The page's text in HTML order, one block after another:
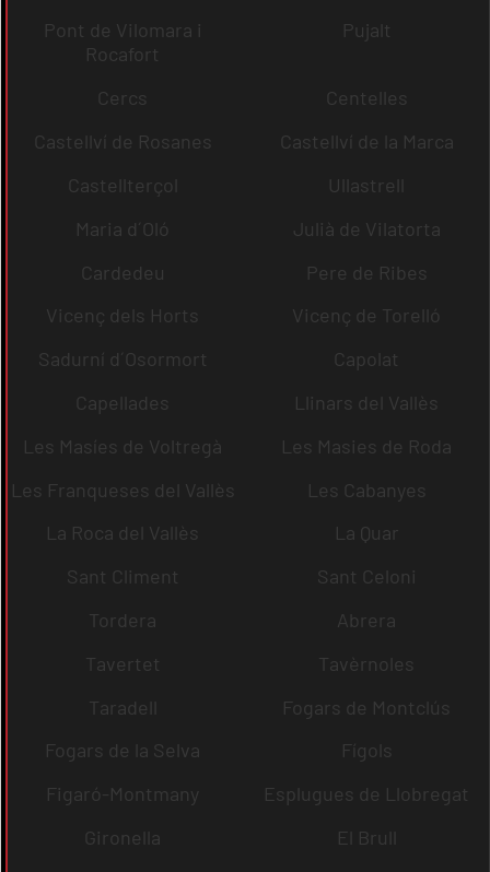
Pont de Vilomara i
Rocafort
Pujalt
Cercs
Centelles
Castellví de Rosanes
Castellví de la Marca
Castellterçol
Ullastrell
Maria d´Oló
Julià de Vilatorta
Cardedeu
Pere de Ribes
Vicenç dels Horts
Vicenç de Torelló
Sadurní d´Osormort
Capolat
Capellades
Llinars del Vallès
Les Masíes de Voltregà
Les Masies de Roda
Les Franqueses del Vallès
Les Cabanyes
La Roca del Vallès
La Quar
Sant Climent
Sant Celoni
Tordera
Abrera
Tavertet
Tavèrnoles
Taradell
Fogars de Montclús
Fogars de la Selva
Fígols
Figaró-Montmany
Esplugues de Llobregat
Gironella
El Brull